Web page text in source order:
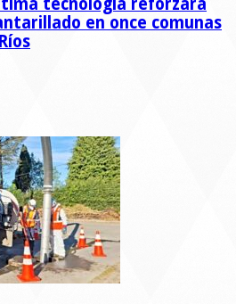
tecnología reforzará
en once comunas